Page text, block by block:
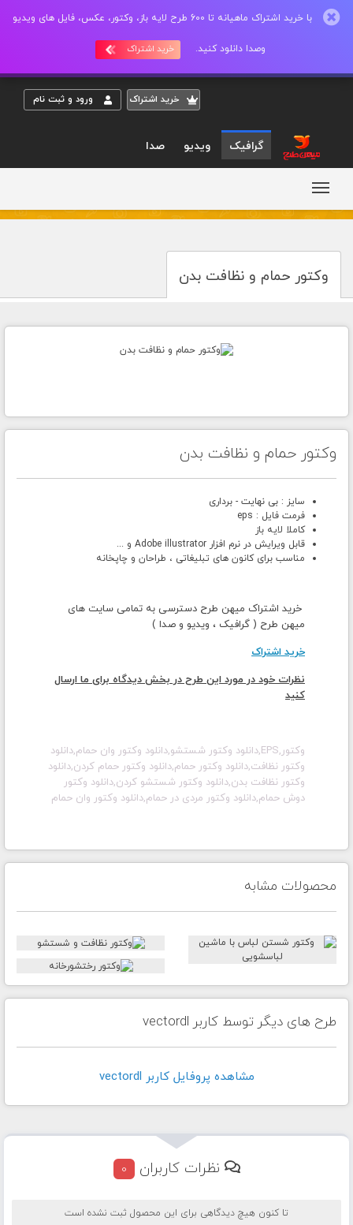
با خرید اشتراک ماهیانه تا 600 طرح لایه باز، وکتور، عکس، فایل های ویدیو
وصدا دانلود کنید. خرید اشتراک
خريد اشتراک ورود و ثبت نام
گرافیک ویدیو صدا
وکتور حمام و نظافت بدن
وکتور حمام و نظافت بدن
سایز : بی نهایت - برداری
فرمت فایل : eps
کاملا لایه باز
قابل ویرایش در نرم افزار Adobe illustrator و ...
مناسب برای کانون های تبلیغاتی ، طراحان و چاپخانه
خرید اشتراک میهن طرح دسترسی به تمامی سایت های
میهن طرح ( گرافیک ، ویدیو و صدا )
خرید اشتراک
نظرات خود در مورد این طرح در بخش دیدگاه برای ما ارسال
کنید
وکتور,EPS,دانلود وکتور شستشو,دانلود وکتور وان حمام,دانلود
وکتور نظافت,دانلود وکتور حمام,دانلود وکتور حمام کردن,دانلود
وکتور نظافت بدن,دانلود وکتور شستشو کردن,دانلود وکتور
دوش حمام,دانلود وکتور مردی در حمام,دانلود وکتور وان حمام
محصولات مشابه
طرح های دیگر توسط کاربر vectordl
مشاهده پروفايل کاربر vectordl
نظرات کاربران 0
تا کنون هیچ دیدگاهی برای این محصول ثبت نشده است